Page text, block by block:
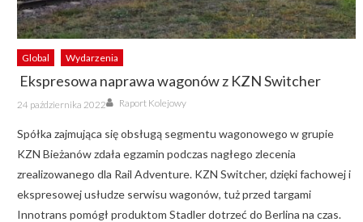
Global Wydarzenia
Ekspresowa naprawa wagonów z KZN Switcher
Posted
on
24 października 2022 Author
Raport Kolejowy
Spółka zajmująca się obsługą segmentu wagonowego w grupie
KZN Bieżanów zdała egzamin podczas nagłego zlecenia
zrealizowanego dla Rail Adventure. KZN Switcher, dzięki fachowej i
ekspresowej usłudze serwisu wagonów, tuż przed targami
Innotrans pomógł produktom Stadler dotrzeć do Berlina na czas.